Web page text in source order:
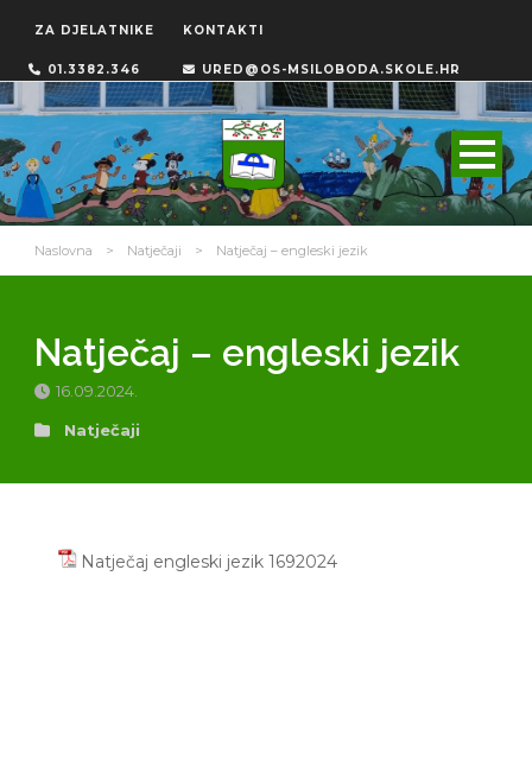
ZA DJELATNIKE KONTAKTI
01.3382.346 URED@OS-MSILOBODA.SKOLE.HR
Naslovna > Natječaji > Natječaj – engleski jezik
Natječaj – engleski jezik
16.09.2024.
Natječaji
Natječaj engleski jezik 1692024